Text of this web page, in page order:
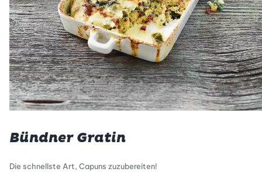
Bündner Gratin
Die schnellste Art, Capuns zuzubereiten!